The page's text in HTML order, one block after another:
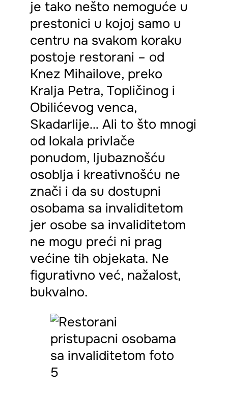
je tako nešto nemoguće u
prestonici u kojoj samo u
centru na svakom koraku
postoje restorani – od
Knez Mihailove, preko
Kralja Petra, Topličinog i
Obilićevog venca,
Skadarlije… Ali to što mnogi
od lokala privlače
ponudom, ljubaznošću
osoblja i kreativnošću ne
znači i da su dostupni
osobama sa invaliditetom
jer osobe sa invaliditetom
ne mogu preći ni prag
većine tih objekata. Ne
figurativno već, nažalost,
bukvalno.